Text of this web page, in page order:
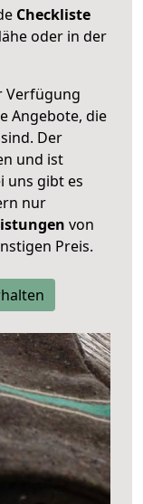
Checkliste
oder in der
Verfügung
Angebote, die
Der
und ist
uns gibt es
nur
von
Preis.